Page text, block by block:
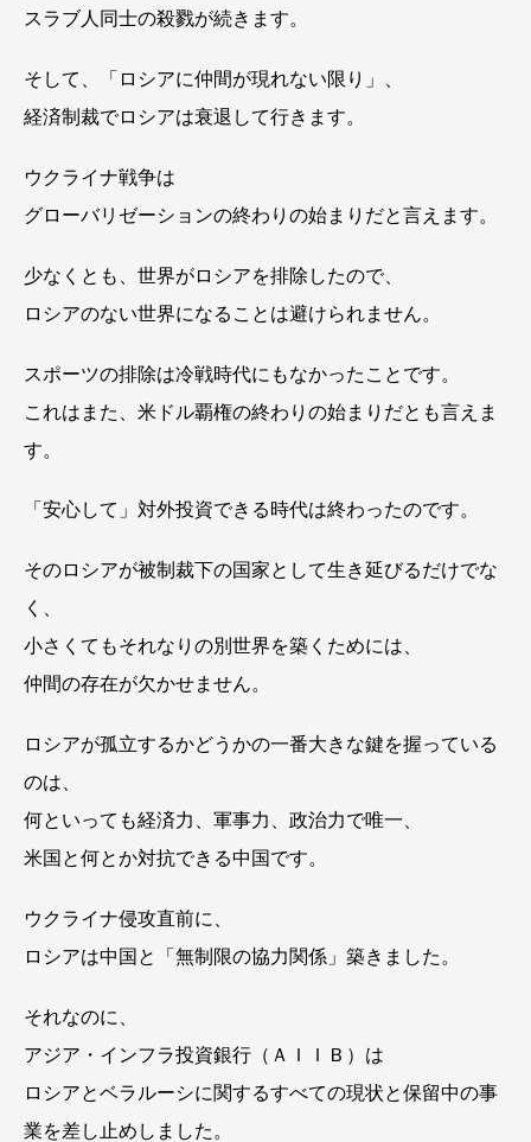
スラブ人同士の殺戮が続きます。
そして、「ロシアに仲間が現れない限り」、
経済制裁でロシアは衰退して行きます。
ウクライナ戦争は
グローバリゼーションの終わりの始まりだと言えます。
少なくとも、世界がロシアを排除したので、
ロシアのない世界になることは避けられません。
スポーツの排除は冷戦時代にもなかったことです。
これはまた、米ドル覇権の終わりの始まりだとも言えま
す。
「安心して」対外投資できる時代は終わったのです。
そのロシアが被制裁下の国家として生き延びるだけでな
く、
小さくてもそれなりの別世界を築くためには、
仲間の存在が欠かせません。
ロシアが孤立するかどうかの一番大きな鍵を握っている
のは、
何といっても経済力、軍事力、政治力で唯一、
米国と何とか対抗できる中国です。
ウクライナ侵攻直前に、
ロシアは中国と「無制限の協力関係」築きました。
それなのに、
アジア・インフラ投資銀行（ＡＩＩＢ）は
ロシアとベラルーシに関するすべての現状と保留中の事
業を差し止めしました。